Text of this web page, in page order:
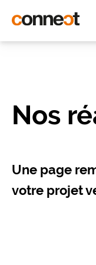
Nos
Une page
votre projet